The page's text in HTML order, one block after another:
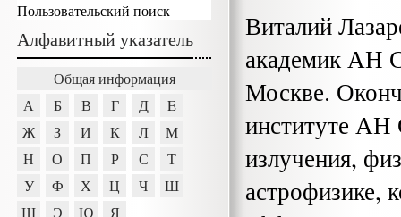
Виталий
академик АН
Москве.
институте
излучения,
астрофизике,
Пользовательский поиск
Алфавитный указатель
Общая информация
А
Б В Г Д
E
Ж
З И К Л
М
Н
О П Р С
Т
У
Ф Х Ц Ч
Ш
Щ
Э Ю Я